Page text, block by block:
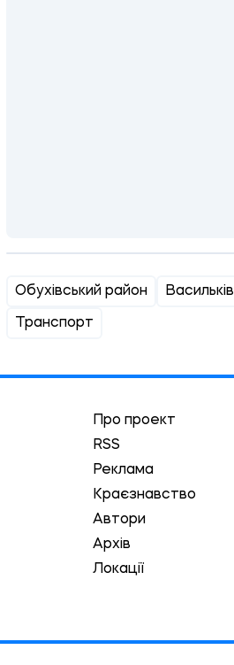
Обухівський район Васильків
Транспорт
Про проект
RSS
Реклама
Краєзнавство
Автори
Архів
Локації